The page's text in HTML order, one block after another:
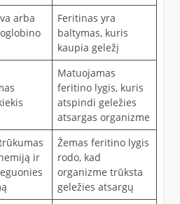
arba
Feritinas yra
baltymas, kuris
kaupia geležį
Matuojamas
feritino lygis, kuris
atspindi geležies
atsargas organizme
ir
Žemas feritino lygis
rodo, kad
organizme trūksta
geležies atsargų